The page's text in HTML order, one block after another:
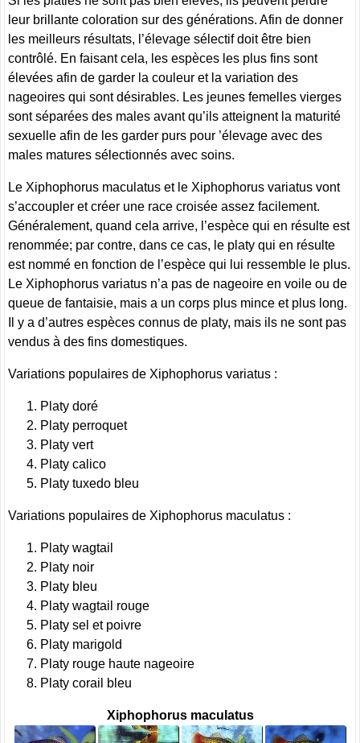
leur brillante coloration sur des générations. Afin de donner
les meilleurs résultats, l’élevage sélectif doit être bien
contrôlé. En faisant cela, les espèces les plus fins sont
élevées afin de garder la couleur et la variation des
nageoires qui sont désirables. Les jeunes femelles vierges
sont séparées des males avant qu’ils atteignent la maturité
sexuelle afin de les garder purs pour ’élevage avec des
males matures sélectionnés avec soins.
Le Xiphophorus maculatus et le Xiphophorus variatus vont
s’accoupler et créer une race croisée assez facilement.
Généralement, quand cela arrive, l’espèce qui en résulte est
renommée; par contre, dans ce cas, le platy qui en résulte
est nommé en fonction de l’espèce qui lui ressemble le plus.
Le Xiphophorus variatus n’a pas de nageoire en voile ou de
queue de fantaisie, mais a un corps plus mince et plus long.
Il y a d’autres espèces connus de platy, mais ils ne sont pas
vendus à des fins domestiques.
Variations populaires de Xiphophorus variatus :
Platy doré
Platy perroquet
Platy vert
Platy calico
Platy tuxedo bleu
Variations populaires de Xiphophorus maculatus :
Platy wagtail
Platy noir
Platy bleu
Platy wagtail rouge
Platy sel et poivre
Platy marigold
Platy rouge haute nageoire
Platy corail bleu
Xiphophorus maculatus